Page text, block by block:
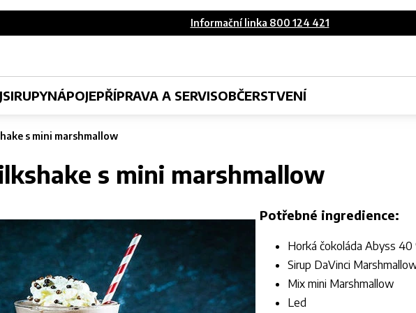
Informační linka 800 124 421
SIRUPYNÁPOJEPŘÍPRAVA A SERVISOBČERSTVENÍ
s mini marshmallow
s mini marshmallow
Potřebné ingredience:
Horká čokoláda Abyss 40
Sirup DaVinci
Mix mini Marshmallow
Led